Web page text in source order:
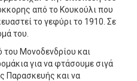
από το Κουκούλι που
το γεφύρι το 1910. Σε
του.
Μονοδενδρίου και
για να φτάσουμε σιγά
Παρασκευής και να